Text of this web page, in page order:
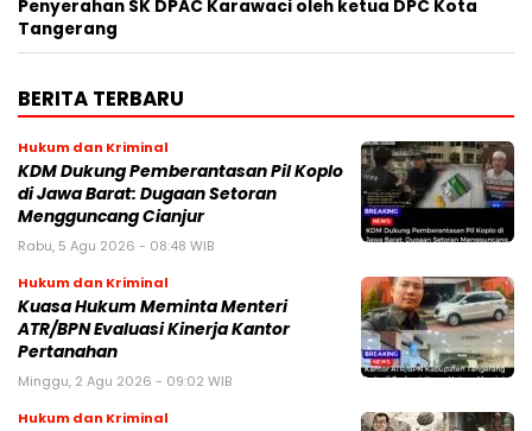
Penyerahan SK DPAC Karawaci oleh ketua DPC Kota
Tangerang
BERITA TERBARU
Hukum dan Kriminal
KDM Dukung Pemberantasan Pil Koplo
di Jawa Barat: Dugaan Setoran
Mengguncang Cianjur
Rabu, 5 Agu 2026 - 08:48 WIB
Hukum dan Kriminal
Kuasa Hukum Meminta Menteri
ATR/BPN Evaluasi Kinerja Kantor
Pertanahan
Minggu, 2 Agu 2026 - 09:02 WIB
Hukum dan Kriminal